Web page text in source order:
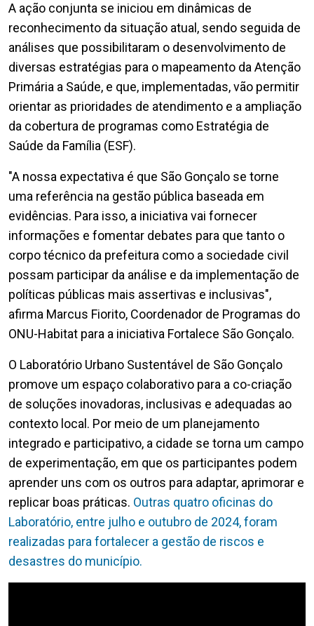
A ação conjunta se iniciou em dinâmicas de
reconhecimento da situação atual, sendo seguida de
análises que possibilitaram o desenvolvimento de
diversas estratégias para o mapeamento da Atenção
Primária a Saúde, e que, implementadas, vão permitir
orientar as prioridades de atendimento e a ampliação
da cobertura de programas como Estratégia de
Saúde da Família (ESF).
"A nossa expectativa é que São Gonçalo se torne
uma referência na gestão pública baseada em
evidências. Para isso, a iniciativa vai fornecer
informações e fomentar debates para que tanto o
corpo técnico da prefeitura como a sociedade civil
possam participar da análise e da implementação de
políticas públicas mais assertivas e inclusivas",
afirma Marcus Fiorito, Coordenador de Programas do
ONU-Habitat para a iniciativa Fortalece São Gonçalo.
O Laboratório Urbano Sustentável de São Gonçalo
promove um espaço colaborativo para a co-criação
de soluções inovadoras, inclusivas e adequadas ao
contexto local. Por meio de um planejamento
integrado e participativo, a cidade se torna um campo
de experimentação, em que os participantes podem
aprender uns com os outros para adaptar, aprimorar e
replicar boas práticas. Outras quatro oficinas do
Laboratório, entre julho e outubro de 2024, foram
realizadas para fortalecer a gestão de riscos e
desastres do município.